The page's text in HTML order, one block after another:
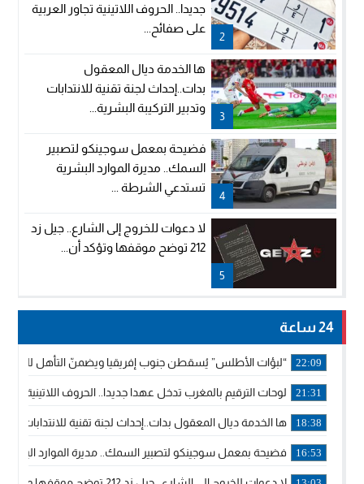
2
جديدا.. الحروف اللاتينية تجاور العربية
على صفائح...
3
ها الخدمة ديال المعقول
بدات..إحداث لجنة تقنية للانتدابات
وتدبير التركيبة البشرية...
4
فضيحة بمعمل سوجينكو لتصبير
السمك.. مديرة الموارد البشرية
تستدعي الشرطة ...
5
لا دعوات للخروج إلى الشارع.. جيل زد
212 توضح موقفها وتؤكد أن...
24 ساعة
22:09 “لبؤات الأطلس” يُسقطن جنوب إفريقيا ويضمنّ التأهل
21:31 لوحات الترقيم بالمغرب تدخل عهدا جديدا.. الحروف اللاتينية
18:38 ها الخدمة ديال المعقول بدات..إحداث لجنة تقنية للانتدابات
16:53 فضيحة بمعمل سوجينكو لتصبير السمك.. مديرة الموارد